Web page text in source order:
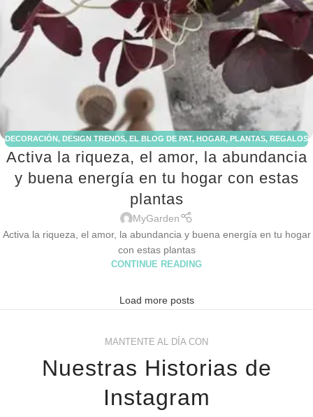
DECORACIÓN, DESIGN TRENDS,EL BLOG DE PAT,HOGAR, PLANTAS, REGALOS
Activa la riqueza, el amor, la abundancia
y buena energía en tu hogar con estas
plantas
MyGarden
Activa la riqueza, el amor, la abundancia y buena energía en tu hogar
con estas plantas
CONTINUE READING
Load more posts
MANTENTE AL DÍA CON
Nuestras Historias de
Instagram